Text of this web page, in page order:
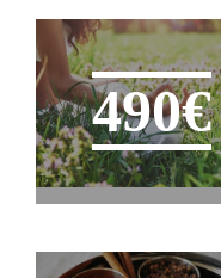
490€